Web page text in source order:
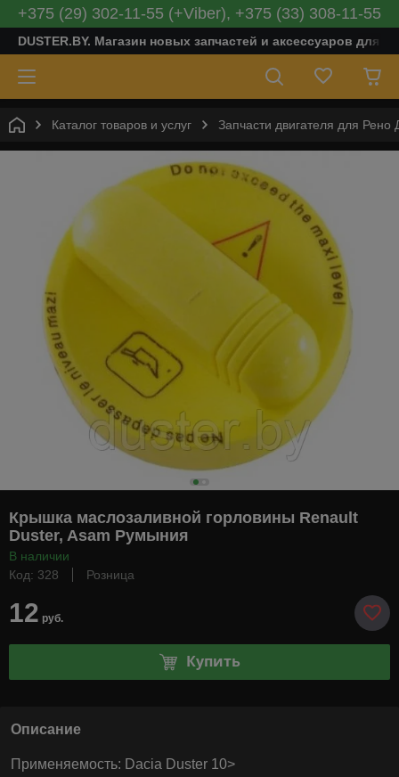
+375 (29) 302-11-55 (+Viber), +375 (33) 308-11-55
DUSTER.BY. Магазин новых запчастей и аксессуаров для
Каталог товаров и услуг Запчасти двигателя для Рено
Крышка маслозаливной горловины Renault
Duster, Asam Румыния
В наличии
Код: 328
Розница
12 руб.
Купить
Описание
Применяемость: Dacia Duster 10>